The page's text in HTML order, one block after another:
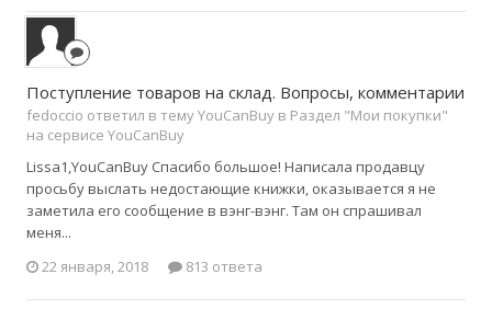
Поступление товаров на склад. Вопросы, комментарии
fedoccio ответил в тему YouCanBuy в Раздел "Мои покупки"
на сервисе YouCanBuy
Lissa1,YouCanBuy Спасибо большое! Написала продавцу
просьбу выслать недостающие книжки, оказывается я не
заметила его сообщение в вэнг-вэнг. Там он спрашивал
меня...
22 января, 2018
813 ответа